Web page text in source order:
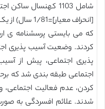
[انحراف
کردند. وضعیت آسیب پذیری
پذیری اجتماعی، پیش از
اجتماعی طبقه بندی شد که
کردن، عدم فعالیت اجتماعی،